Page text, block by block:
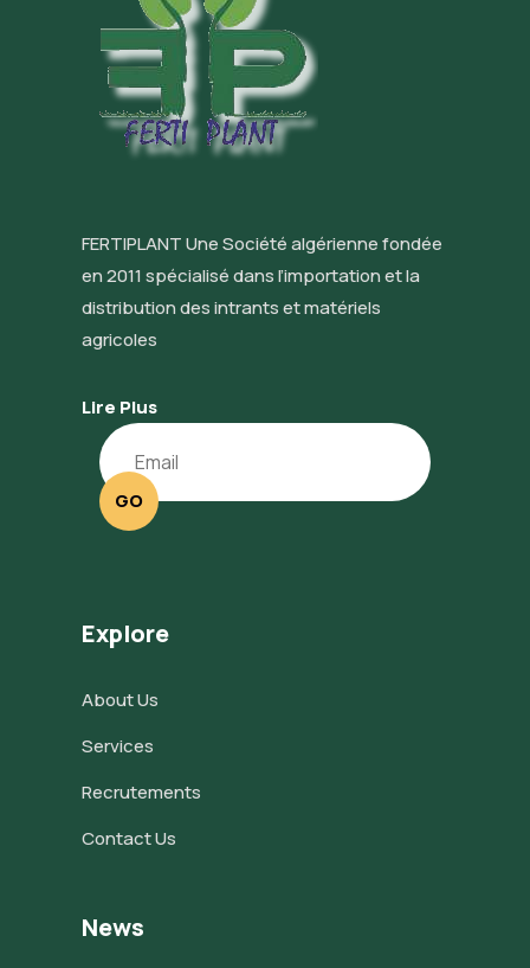
FERTIPLANT Une Société algérienne fondée
en 2011 spécialisé dans l’importation et la
distribution des intrants et matériels
agricoles
Lire Plus
GO
Explore
About Us
Services
Recrutements
Contact Us
News